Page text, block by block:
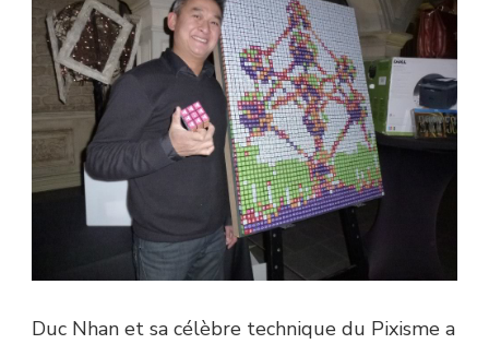
Duc Nhan et sa célèbre technique du Pixisme a